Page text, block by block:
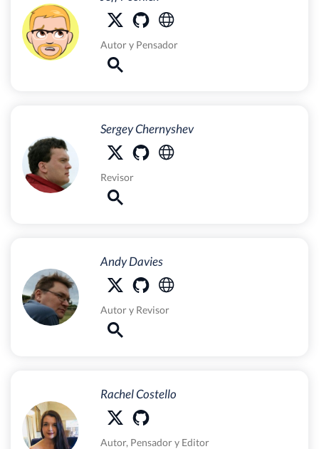
Autory Pensador
Sergey Chernyshev
Revisor
Andy Davies
Autory Revisor
Rachel Costello
Autor, Pensadory Editor